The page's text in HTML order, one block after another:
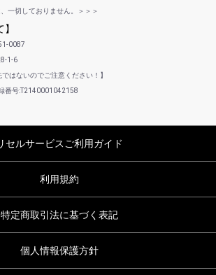
一切しておりません。＞＞＞
0087
1-6
はないのでご注意ください！】
番号:T2140001042158
セルサービスご利用ガイド
利用規約
特定商取引法に基づく表記
個人情報保護方針